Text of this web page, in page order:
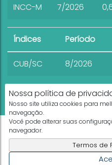
Nossa política de
Nosso site utiliza cookies para
navegação.
Você pode alterar suas
navegador.
Termos de
INCC-M 7/2026
Índices Período
CUB/SC 8/2026
Apresenta.me ~
Copyright © 2026 ~